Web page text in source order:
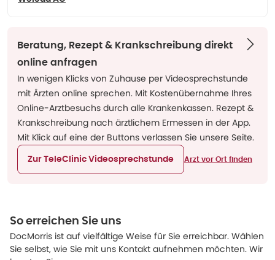
Beratung, Rezept & Krankschreibung direkt
online anfragen
In wenigen Klicks von Zuhause per Videosprechstunde
mit Ärzten online sprechen. Mit Kostenübernahme Ihres
Online-Arztbesuchs durch alle Krankenkassen. Rezept &
Krankschreibung nach ärztlichem Ermessen in der App.
Mit Klick auf eine der Buttons verlassen Sie unsere Seite.
Zur TeleClinic Videosprechstunde Arzt vor Ort finden
So erreichen Sie uns
DocMorris ist auf vielfältige Weise für Sie erreichbar. Wählen
Sie selbst, wie Sie mit uns Kontakt aufnehmen möchten. Wir